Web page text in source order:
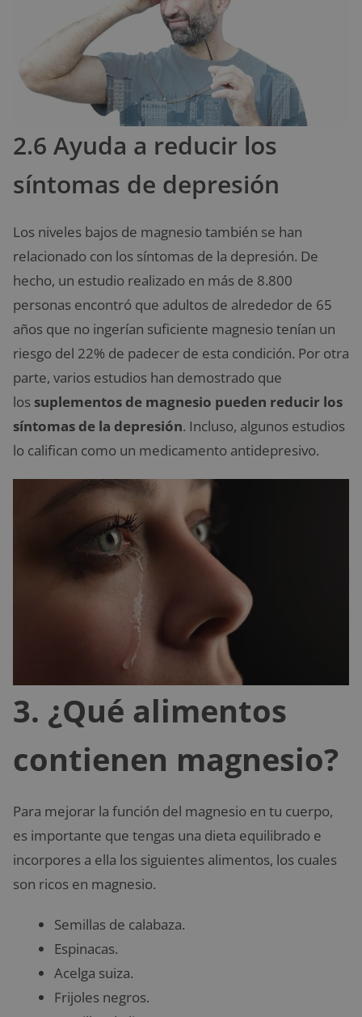
2.6 Ayuda a reducir los
síntomas de depresión
Los niveles bajos de magnesio también se han
relacionado con los síntomas de la depresión. De
hecho, un estudio realizado en más de 8.800
personas encontró que adultos de alrededor de 65
años que no ingerían suficiente magnesio tenían un
riesgo del 22% de padecer de esta condición. Por otra
parte, varios estudios han demostrado que
los suplementos de magnesio pueden reducir los
síntomas de la depresión. Incluso, algunos estudios
lo califican como un medicamento antidepresivo.
3. ¿Qué alimentos
contienen magnesio?
Para mejorar la función del magnesio en tu cuerpo,
es importante que tengas una dieta equilibrado e
incorpores a ella los siguientes alimentos, los cuales
son ricos en magnesio.
Semillas de calabaza.
Espinacas.
Acelga suiza.
Frijoles negros.